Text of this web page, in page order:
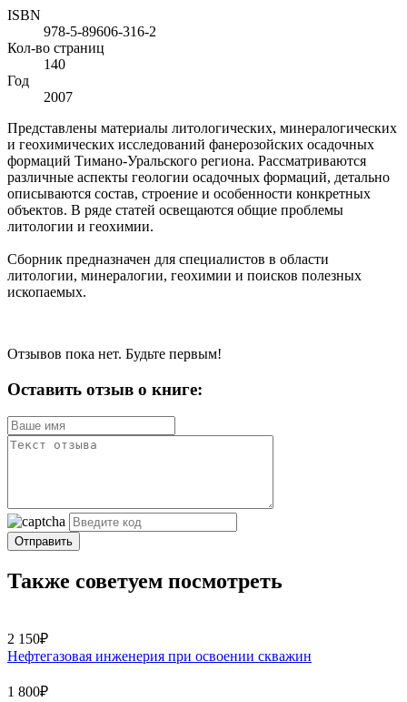
ISBN
978-5-89606-316-2
Кол-во страниц
140
Год
2007
Представлены материалы литологических, минералогических
и геохимических исследований фанерозойских осадочных
формаций Тимано-Уральского региона. Рассматриваются
различные аспекты геологии осадочных формаций, детально
описываются состав, строение и особенности конкретных
объектов. В ряде статей освещаются общие проблемы
литологии и геохимии.
Сборник предназначен для специалистов в области
литологии, минералогии, геохимии и поисков полезных
ископаемых.
Отзывов пока нет. Будьте первым!
Оставить отзыв о книге:
Отправить
Также советуем посмотреть
2 150₽
Нефтегазовая инженерия при освоении скважин
1 800₽